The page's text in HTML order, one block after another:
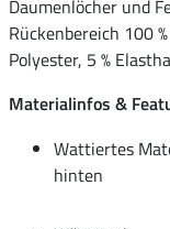
Daumenlöcher und
Rückenbereich 100
Polyester, 5 %
Materialinfos &
Wattiertes
hinten